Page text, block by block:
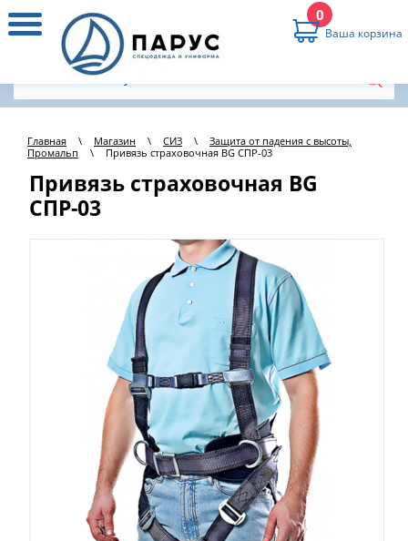
0
Ваша корзина
Главная \ Магазин \ СИЗ \
Защита от падения с высоты,
Промальп
\ Привязь страховочная BG СПР-03
Привязь страховочная BG
СПР-03